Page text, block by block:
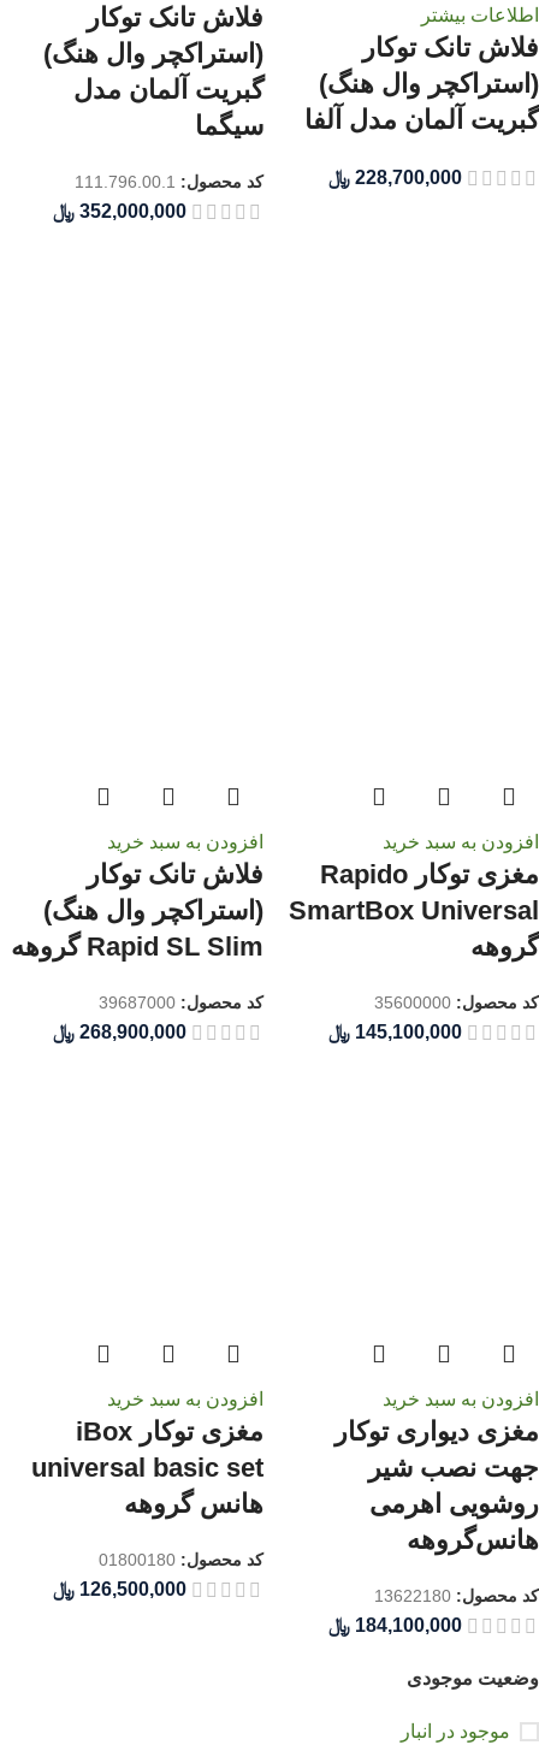
وضعیت موجودی
موجود در انبار
اطلاعات بیشتر
فلاش تانک توکار
(استراکچر وال هنگ)
گبریت آلمان مدل آلفا
﷼
فلاش تانک توکار
(استراکچر وال هنگ)
گبریت آلمان مدل
سیگما
کد محصول: 111.796.00.1
﷼
افزودن به سبد خرید
مغزی توکار Rapido
SmartBox Universal
گروهه
کد محصول: 35600000
﷼
افزودن به سبد خرید
فلاش تانک توکار
(استراکچر وال هنگ)
Rapid SL Slim گروهه
کد محصول: 39687000
﷼
افزودن به سبد خرید
مغزی دیواری توکار
جهت نصب شیر
روشویی اهرمی
هانس‌گروهه
کد محصول: 13622180
﷼
افزودن به سبد خرید
مغزی توکار iBox
universal basic set
هانس گروهه
کد محصول: 01800180
﷼